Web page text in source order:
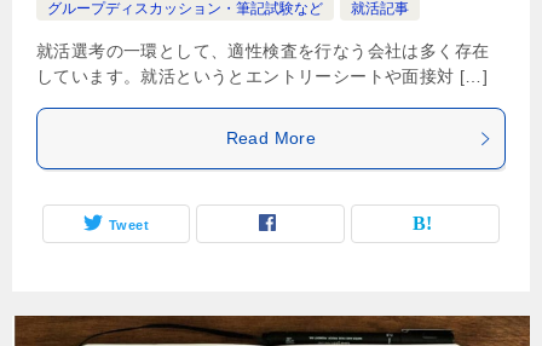
グループディスカッション・筆記試験など
就活記事
就活選考の一環として、適性検査を行なう会社は多く存在
しています。就活というとエントリーシートや面接対 […]
Read More
Tweet